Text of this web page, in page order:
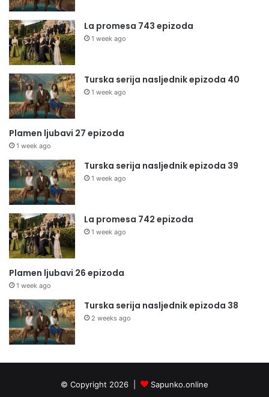
La promesa 743 epizoda
1 week ago
Turska serija nasljednik epizoda 40
1 week ago
Plamen ljubavi 27 epizoda
1 week ago
Turska serija nasljednik epizoda 39
1 week ago
La promesa 742 epizoda
1 week ago
Plamen ljubavi 26 epizoda
1 week ago
Turska serija nasljednik epizoda 38
2 weeks ago
© Copyright 2026 | Sapunko.online